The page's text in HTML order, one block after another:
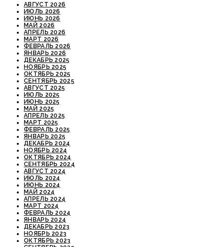
АВГУСТ 2026
ИЮЛЬ 2026
ИЮНЬ 2026
МАЙ 2026
АПРЕЛЬ 2026
МАРТ 2026
ФЕВРАЛЬ 2026
ЯНВАРЬ 2026
ДЕКАБРЬ 2025
НОЯБРЬ 2025
ОКТЯБРЬ 2025
СЕНТЯБРЬ 2025
АВГУСТ 2025
ИЮЛЬ 2025
ИЮНЬ 2025
МАЙ 2025
АПРЕЛЬ 2025
МАРТ 2025
ФЕВРАЛЬ 2025
ЯНВАРЬ 2025
ДЕКАБРЬ 2024
НОЯБРЬ 2024
ОКТЯБРЬ 2024
СЕНТЯБРЬ 2024
АВГУСТ 2024
ИЮЛЬ 2024
ИЮНЬ 2024
МАЙ 2024
АПРЕЛЬ 2024
МАРТ 2024
ФЕВРАЛЬ 2024
ЯНВАРЬ 2024
ДЕКАБРЬ 2023
НОЯБРЬ 2023
ОКТЯБРЬ 2023